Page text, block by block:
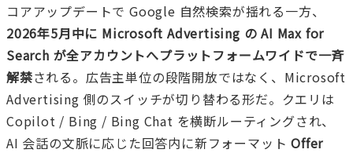
コアアップデートで Google 自然検索が揺れる一方、
2026年5月中に Microsoft Advertising の AI Max for
Search が全アカウントへプラットフォームワイドで一斉
解禁される。広告主単位の段階開放ではなく、Microsoft
Advertising 側のスイッチが切り替わる形だ。クエリは
Copilot / Bing / Bing Chat を横断ルーティングされ、
AI 会話の文脈に応じた回答内に新フォーマットOffer